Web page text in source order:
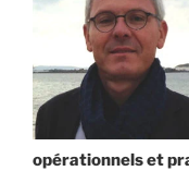
opérationnels et